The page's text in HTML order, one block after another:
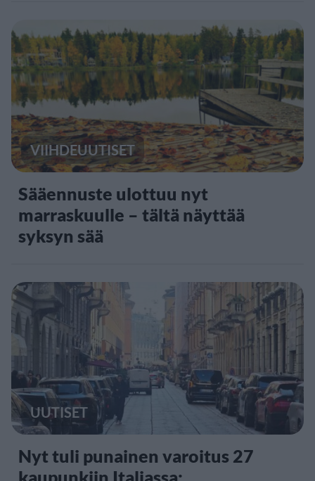
VIIHDEUUTISET
Sääennuste ulottuu nyt
marraskuulle – tältä näyttää
syksyn sää
UUTISET
Nyt tuli punainen varoitus 27
kaupunkiin Italiassa: